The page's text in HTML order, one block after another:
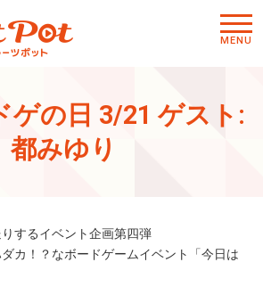
ゲの日 3/21 ゲスト:
都みゆり
するイベント企画第四弾
カ！？なボードゲームイベント「今日は
メニ
MENU